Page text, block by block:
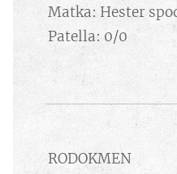
Matka: Hester
Patella: 0/0
RODOKMEN